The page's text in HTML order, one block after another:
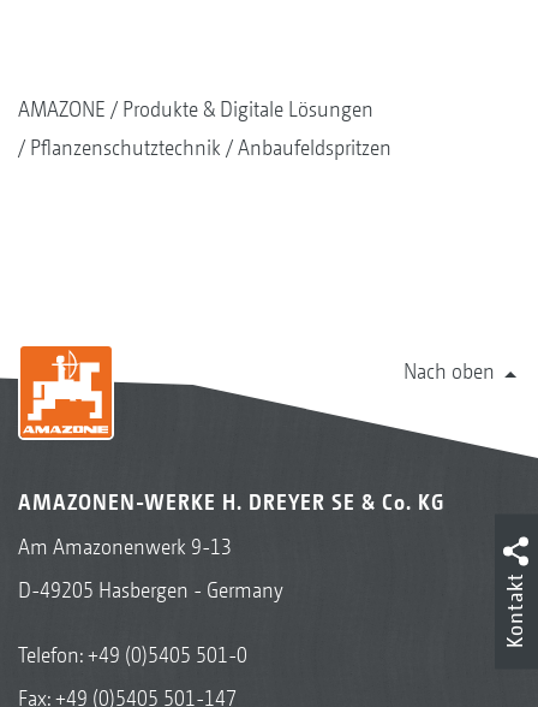
AMAZONE
Produkte & Digitale Lösungen
Pflanzenschutztechnik
Anbaufeldspritzen
Nach oben
AMAZONEN-WERKE H. DREYER SE & Co. KG
Am Amazonenwerk 9-13
D-49205 Hasbergen - Germany
Telefon:+49 (0)5405 501-0
Fax: +49 (0)5405 501-147
Kontakt